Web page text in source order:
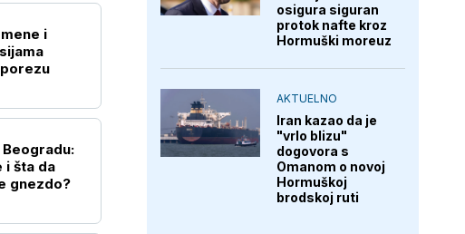
i
i šta da
gnezdo?
osigura siguran
protok nafte kroz
Hormuški moreuz
AKTUELNO
Iran kazao da je
"vrlo blizu"
dogovora s
Omanom o novoj
Hormuškoj
brodskoj ruti